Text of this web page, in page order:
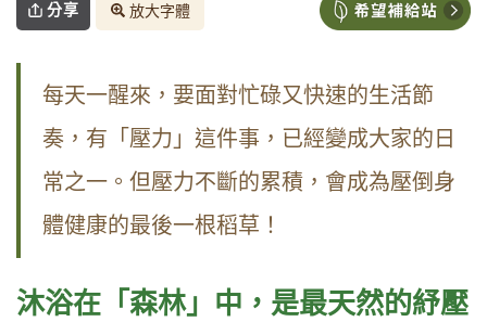
分享 放大字體
每天一醒來，要面對忙碌又快速的生活節
奏，有「壓力」這件事，已經變成大家的日
常之一。但壓力不斷的累積，會成為壓倒身
體健康的最後一根稻草！
沐浴在「森林」中，是最天然的紓壓